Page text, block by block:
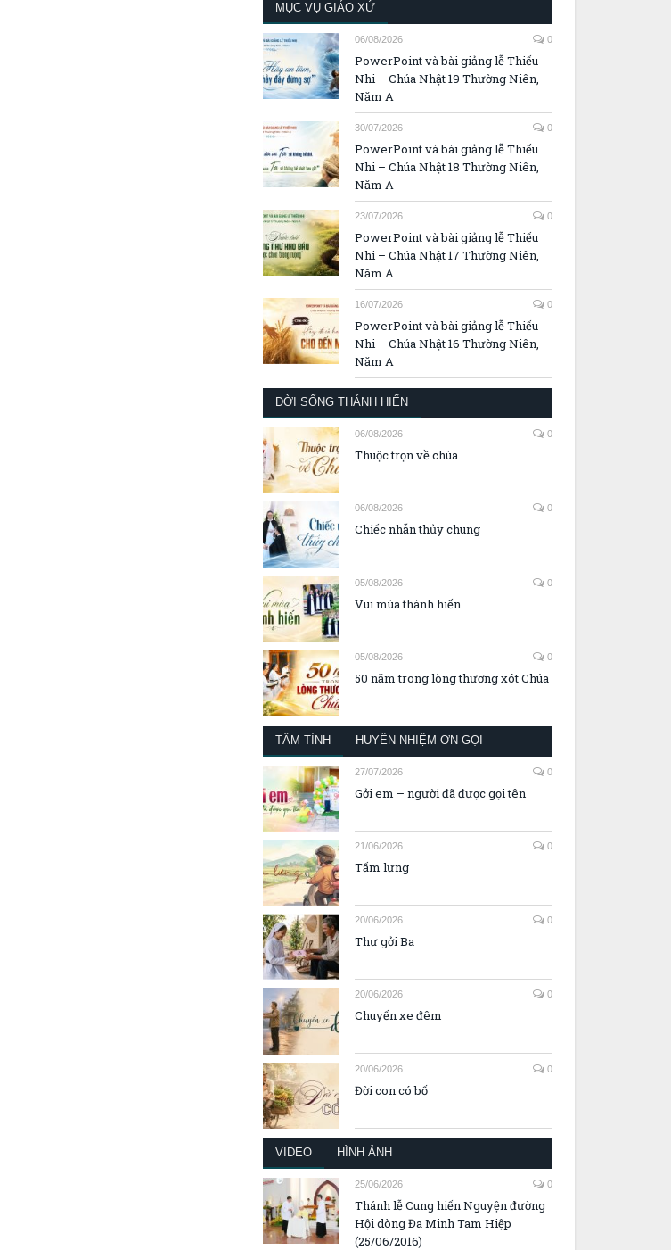
MỤC VỤ GIÁO XỨ
06/08/2026 0
PowerPoint và bài giảng lễ Thiếu
Nhi – Chúa Nhật 19 Thường Niên,
Năm A
30/07/2026 0
PowerPoint và bài giảng lễ Thiếu
Nhi – Chúa Nhật 18 Thường Niên,
Năm A
23/07/2026 0
PowerPoint và bài giảng lễ Thiếu
Nhi – Chúa Nhật 17 Thường Niên,
Năm A
16/07/2026 0
PowerPoint và bài giảng lễ Thiếu
Nhi – Chúa Nhật 16 Thường Niên,
Năm A
ĐỜI SỐNG THÁNH HIẾN
06/08/2026 0
Thuộc trọn về chúa
06/08/2026 0
Chiếc nhẫn thủy chung
05/08/2026 0
Vui mùa thánh hiến
05/08/2026 0
50 năm trong lòng thương xót Chúa
TÂM TÌNH HUYỀN NHIỆM ƠN GỌI
27/07/2026 0
Gởi em – người đã được gọi tên
21/06/2026 0
Tấm lưng
20/06/2026 0
Thư gởi Ba
20/06/2026 0
Chuyến xe đêm
20/06/2026 0
Đời con có bố
VIDEO HÌNH ẢNH
25/06/2026 0
Thánh lễ Cung hiến Nguyện đường
Hội dòng Đa Minh Tam Hiệp
(25/06/2016)